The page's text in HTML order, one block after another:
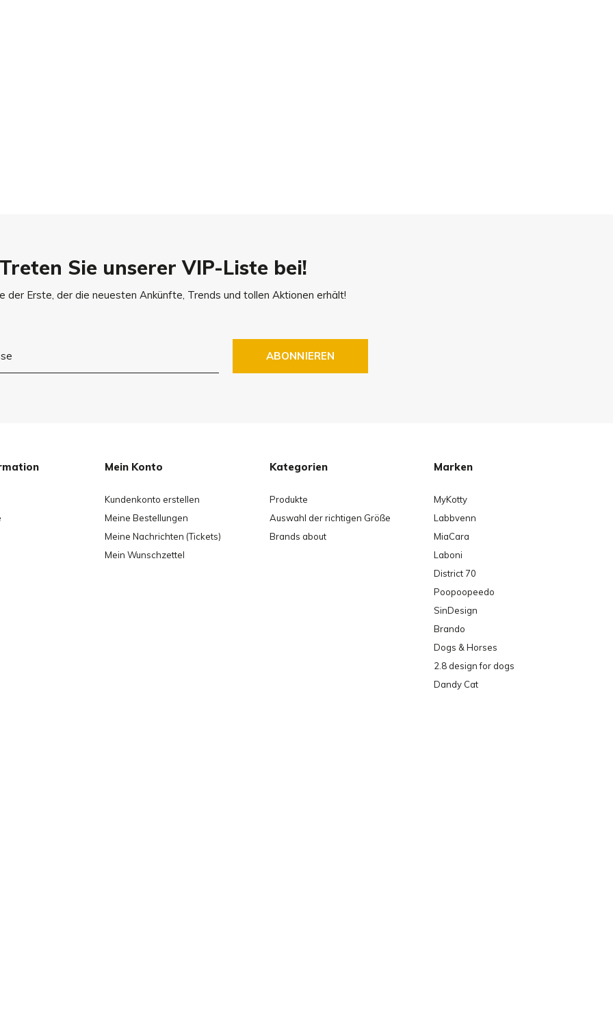
Lesen Siehier alles über
Treten Sie unserer VIP-Liste bei!
der Erste, der die neuesten Ankünfte, Trends und tollen Aktionen erhält!
ABONNIEREN
Mein Konto
Kundenkonto erstellen
Meine Bestellungen
Meine Nachrichten (Tickets)
Mein Wunschzettel
Kategorien
Produkte
Auswahl der richtigen Größe
Brands about
Marken
MyKotty
Labbvenn
MiaCara
Laboni
District 70
Poopoopeedo
SinDesign
Brando
Dogs & Horses
2.8 design for dogs
Dandy Cat